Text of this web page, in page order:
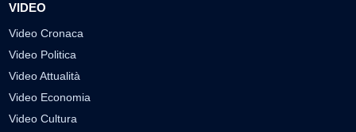
VIDEO
Video Cronaca
Video Politica
Video Attualità
Video Economia
Video Cultura